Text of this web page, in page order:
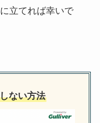
立てれば幸いで
ない方法